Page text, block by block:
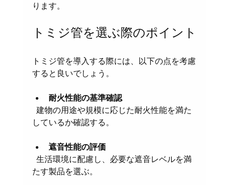
ります。
トミジ管を選ぶ際のポイント
トミジ管を導入する際には、以下の点を考慮
すると良いでしょう。
耐火性能の基準確認
しているか確認する。
遮音性能の評価
たす製品を選ぶ。